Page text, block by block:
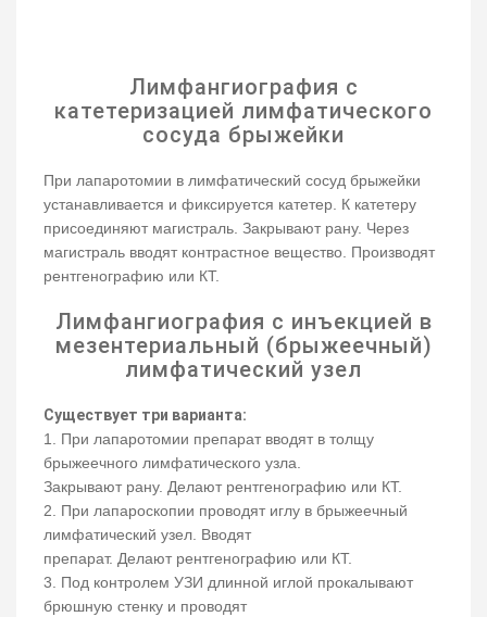
Лимфангиография с
катетеризацией лимфатического
сосуда брыжейки
При лапаротомии в лимфатический сосуд брыжейки
устанавливается и фиксируется катетер. К катетеру
присоединяют магистраль. Закрывают рану. Через
магистраль вводят контрастное вещество. Производят
рентгенографию или КТ.
Лимфангиография с инъекцией в
мезентериальный (брыжеечный)
лимфатический узел
Существует три варианта:
1. При лапаротомии препарат вводят в толщу
брыжеечного лимфатического узла.
Закрывают рану. Делают рентгенографию или КТ.
2. При лапароскопии проводят иглу в брыжеечный
лимфатический узел. Вводят
препарат. Делают рентгенографию или КТ.
3. Под контролем УЗИ длинной иглой прокалывают
брюшную стенку и проводят